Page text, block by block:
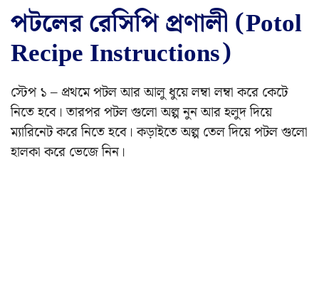
পটলের রেসিপি প্রণালী (Potol
Recipe Instructions)
স্টেপ ১ – প্রথমে পটল আর আলু ধুয়ে লম্বা লম্বা করে কেটে
নিতে হবে। তারপর পটল গুলো অল্প নুন আর হলুদ দিয়ে
ম্যারিনেট করে নিতে হবে। কড়াইতে অল্প তেল দিয়ে পটল গুলো
হালকা করে ভেজে নিন।